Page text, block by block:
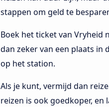
stappen om geld te
Boek het ticket van Vryheid
dan zeker van een plaats in
op het station.
Als je kunt, vermijd dan
reizen is ook goedkoper, en